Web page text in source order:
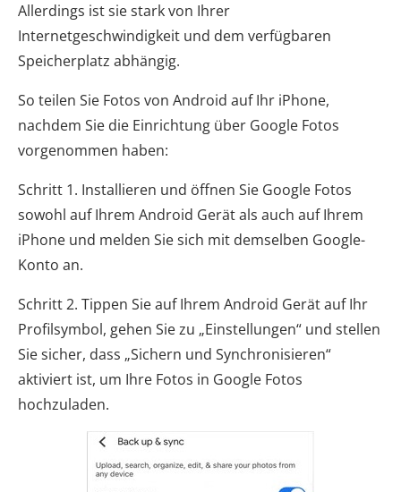
Allerdings ist sie stark von Ihrer
Internetgeschwindigkeit und dem verfügbaren
Speicherplatz abhängig.
So teilen Sie Fotos von Android auf Ihr iPhone,
nachdem Sie die Einrichtung über Google Fotos
vorgenommen haben:
Schritt 1. Installieren und öffnen Sie Google Fotos
sowohl auf Ihrem Android Gerät als auch auf Ihrem
iPhone und melden Sie sich mit demselben Google-
Konto an.
Schritt 2. Tippen Sie auf Ihrem Android Gerät auf Ihr
Profilsymbol, gehen Sie zu „Einstellungen“ und stellen
Sie sicher, dass „Sichern und Synchronisieren“
aktiviert ist, um Ihre Fotos in Google Fotos
hochzuladen.